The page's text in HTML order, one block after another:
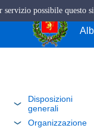
Disposizioni
generali
Organizzazione
possibile questo